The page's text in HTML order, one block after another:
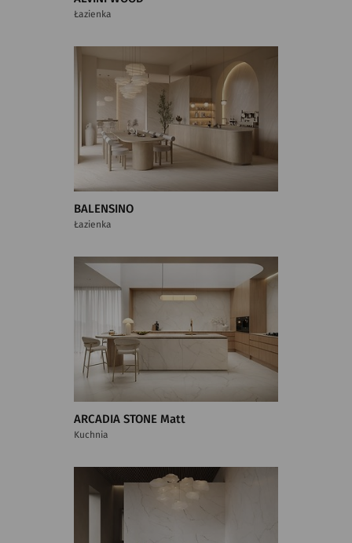
Łazienka
BALENSINO
Łazienka
ARCADIA STONE Matt
Kuchnia